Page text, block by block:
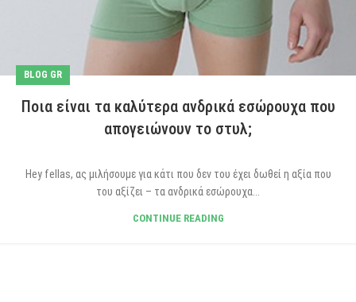
BLOG GR
Ποια είναι τα καλύτερα ανδρικά εσώρουχα που
απογειώνουν το στυλ;
Hey fellas, ας μιλήσουμε για κάτι που δεν του έχει δωθεί η αξία που
του αξίζει – τα ανδρικά εσώρουχα...
CONTINUE READING